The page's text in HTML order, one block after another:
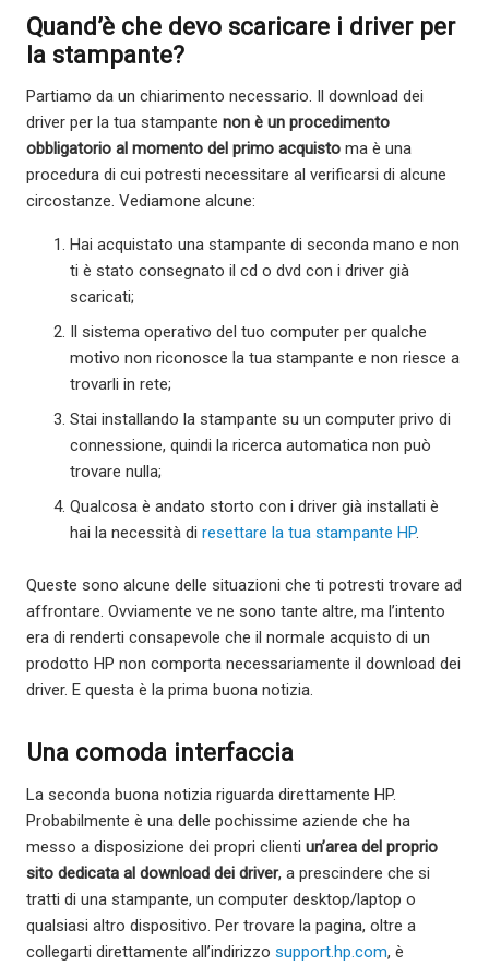
Quand’è che devo scaricare i driver per
la stampante?
Partiamo da un chiarimento necessario. Il download dei
driver per la tua stampante non è un procedimento
obbligatorio al momento del primo acquisto ma è una
procedura di cui potresti necessitare al verificarsi di alcune
circostanze. Vediamone alcune:
Hai acquistato una stampante di seconda mano e non
ti è stato consegnato il cd o dvd con i driver già
scaricati;
Il sistema operativo del tuo computer per qualche
motivo non riconosce la tua stampante e non riesce a
trovarli in rete;
Stai installando la stampante su un computer privo di
connessione, quindi la ricerca automatica non può
trovare nulla;
Qualcosa è andato storto con i driver già installati è
hai la necessità di resettare la tua stampante HP.
Queste sono alcune delle situazioni che ti potresti trovare ad
affrontare. Ovviamente ve ne sono tante altre, ma l’intento
era di renderti consapevole che il normale acquisto di un
prodotto HP non comporta necessariamente il download dei
driver. E questa è la prima buona notizia.
Una comoda interfaccia
La seconda buona notizia riguarda direttamente HP.
Probabilmente è una delle pochissime aziende che ha
messo a disposizione dei propri clienti un’area del proprio
sito dedicata al download dei driver, a prescindere che si
tratti di una stampante, un computer desktop/laptop o
qualsiasi altro dispositivo. Per trovare la pagina, oltre a
collegarti direttamente all’indirizzo support.hp.com, è